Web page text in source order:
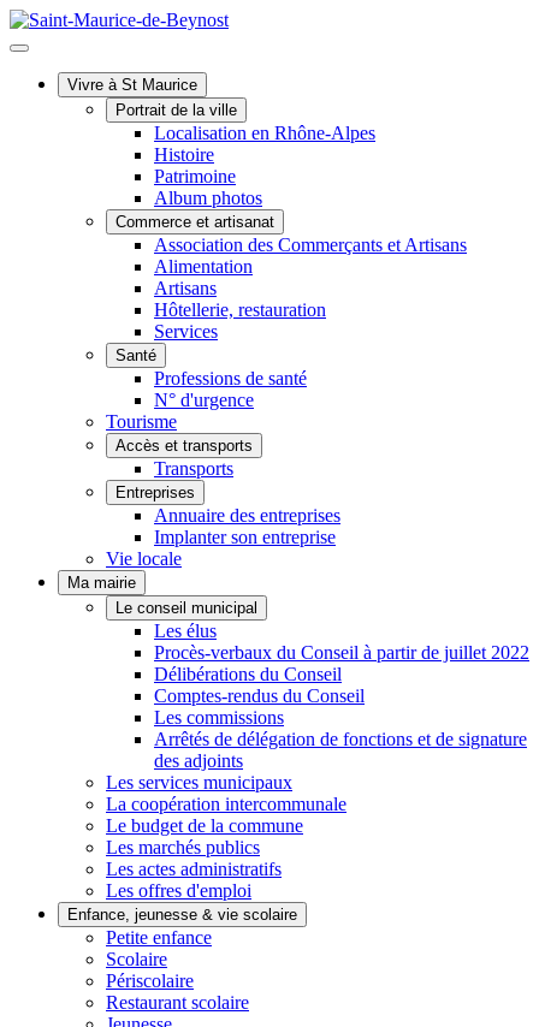
Vivre à St Maurice
Portrait de la ville
Localisation en Rhône-Alpes
Histoire
Patrimoine
Album photos
Commerce et artisanat
Association des Commerçants et Artisans
Alimentation
Artisans
Hôtellerie, restauration
Services
Santé
Professions de santé
N° d'urgence
Tourisme
Accès et transports
Transports
Entreprises
Annuaire des entreprises
Implanter son entreprise
Vie locale
Ma mairie
Le conseil municipal
Les élus
Procès-verbaux du Conseil à partir de juillet 2022
Délibérations du Conseil
Comptes-rendus du Conseil
Les commissions
Arrêtés de délégation de fonctions et de signature
des adjoints
Les services municipaux
La coopération intercommunale
Le budget de la commune
Les marchés publics
Les actes administratifs
Les offres d'emploi
Enfance, jeunesse & vie scolaire
Petite enfance
Scolaire
Périscolaire
Restaurant scolaire